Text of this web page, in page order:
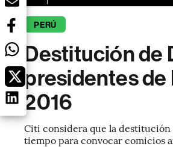
PERÚ
Destitución de
presidentes de
2016
Citi considera que la
tiempo para convocar comicios